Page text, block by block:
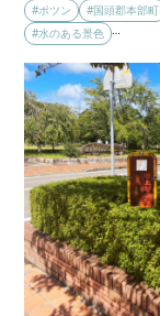
#ポツン
#国頭郡本部町
#水のある景色 …